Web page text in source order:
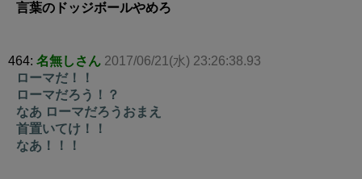
言葉のドッジボールやめろ
464: 名無しさん 2017/06/21(水) 23:26:38.93
ローマだ！！
ローマだろう！？
なあ ローマだろうおまえ
首置いてけ！！
なあ！！！